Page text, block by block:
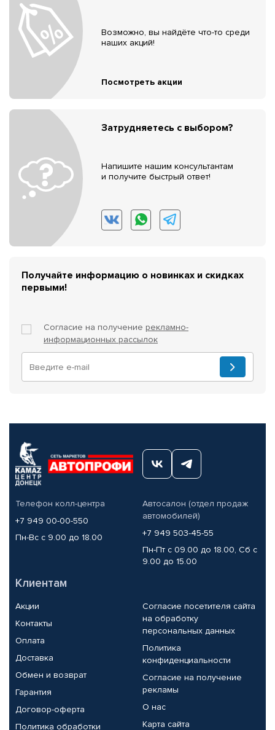
Возможно, вы найдёте что-то среди
наших акций!
Посмотреть акции
Затрудняетесь с выбором?
Напишите нашим консультантам
и получите быстрый ответ!
Получайте информацию о новинках и скидках
первыми!
Согласие на получение рекламно-
информационных рассылок
Телефон колл-центра
+7 949 00-00-550
Пн-Вс с 9.00 до 18.00
Автосалон (отдел продаж
автомобилей)
+7 949 503-45-55
Пн-Пт с 09.00 до 18.00, Сб с
9.00 до 15.00
Клиентам
Акции
Контакты
Оплата
Доставка
Обмен и возврат
Гарантия
Договор-оферта
Политика обработки
Согласие посетителя сайта
на обработку
персональных данных
Политика
конфиденциальности
Согласие на получение
рекламы
О нас
Карта сайта